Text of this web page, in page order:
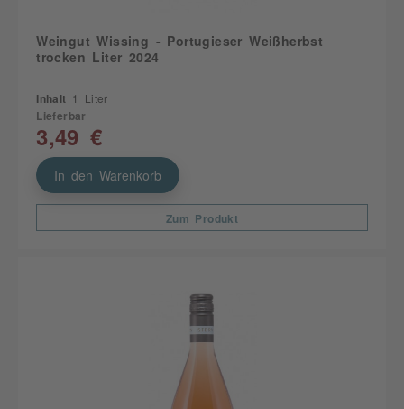
Weingut Wissing - Portugieser Weißherbst
trocken Liter 2024
Inhalt 1 Liter
Lieferbar
3,49 €
In den Warenkorb
Zum Produkt